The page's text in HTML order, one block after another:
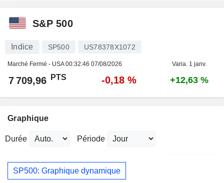
S&P 500
Indice SP500 US78378X1072
Marché Fermé - USA00:32:46 07/08/2026 Varia. 1 janv.
7 709,96 PTS -0,18 % +12,63 %
Graphique
Durée Période
SP500: Graphique dynamique